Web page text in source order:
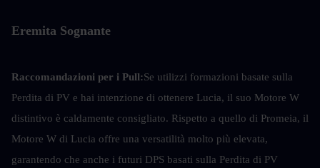
Eremita Sognante
Raccomandazioni per i Pull:Se utilizzi formazioni basate sulla
Perdita di PV e hai intenzione di ottenere Lucia, il suo Motore W
distintivo è caldamente consigliato. Rispetto a quello di Promeia, il
Motore W di Lucia offre una versatilità molto più elevata,
garantendo che anche i futuri DPS basati sulla Perdita di PV